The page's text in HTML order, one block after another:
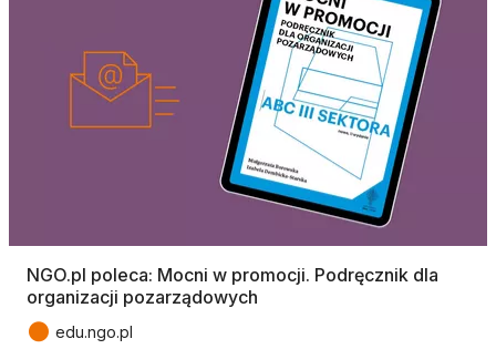
NGO.pl poleca: Mocni w promocji. Podręcznik dla
organizacji pozarządowych
● edu.ngo.pl